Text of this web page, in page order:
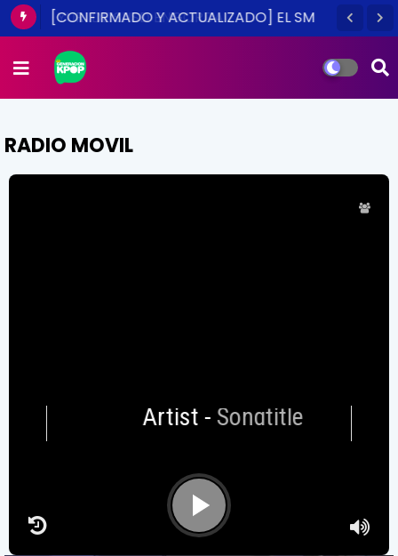
[CONFIRMADO Y ACTUALIZADO] EL SM
2014
RADIO MOVIL
Artist-Songtitle